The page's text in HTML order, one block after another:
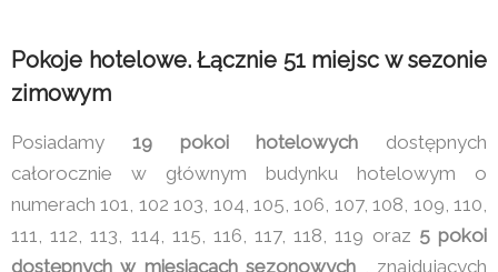
Pokoje hotelowe. Łącznie 51 miejsc w sezonie
zimowym
Posiadamy 19 pokoi hotelowych dostępnych
całorocznie w głównym budynku hotelowym o
numerach 101, 102 103, 104, 105, 106, 107, 108, 109, 110,
111, 112, 113, 114, 115, 116, 117, 118, 119 oraz 5 pokoi
dostępnych w miesiącach sezonowych , znajdujących